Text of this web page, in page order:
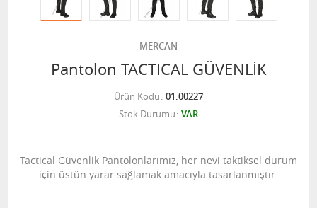
MERCAN
Pantolon TACTICAL GÜVENLİK
Ürün Kodu 01.00227
Stok Durumu VAR
Tactical Güvenlik Pantolonlarımız, her nevi taktiksel durum
için üstün yarar sağlamak amacıyla tasarlanmıştır.